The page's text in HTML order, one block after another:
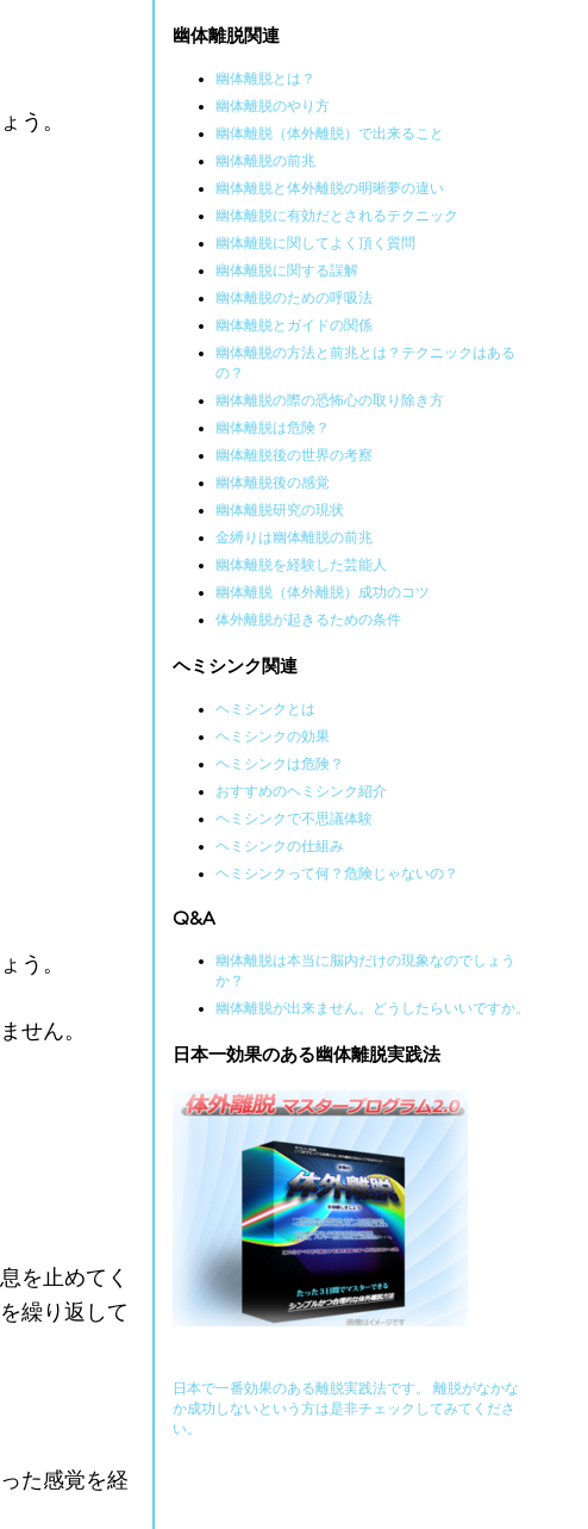
う。
う。
せん。
を止めてく
繰り返して
た感覚を経
幽体離脱関連
幽体離脱とは？
幽体離脱のやり方
幽体離脱（体外離脱）で出来ること
幽体離脱の前兆
幽体離脱と体外離脱の明晰夢の違い
幽体離脱に有効だとされるテクニック
幽体離脱に関してよく頂く質問
幽体離脱に関する誤解
幽体離脱のための呼吸法
幽体離脱とガイドの関係
幽体離脱の方法と前兆とは？テクニックはある
の？
幽体離脱の際の恐怖心の取り除き方
幽体離脱は危険？
幽体離脱後の世界の考察
幽体離脱後の感覚
幽体離脱研究の現状
金縛りは幽体離脱の前兆
幽体離脱を経験した芸能人
幽体離脱（体外離脱）成功のコツ
体外離脱が起きるための条件
ヘミシンク関連
ヘミシンクとは
ヘミシンクの効果
ヘミシンクは危険？
おすすめのヘミシンク紹介
ヘミシンクで不思議体験
ヘミシンクの仕組み
ヘミシンクって何？危険じゃないの？
Q&A
幽体離脱は本当に脳内だけの現象なのでしょう
か？
幽体離脱が出来ません。どうしたらいいですか。
日本一効果のある幽体離脱実践法
日本で一番効果のある離脱実践法です。 離脱がなかな
か成功しないという方は是非チェックしてみてくださ
い。